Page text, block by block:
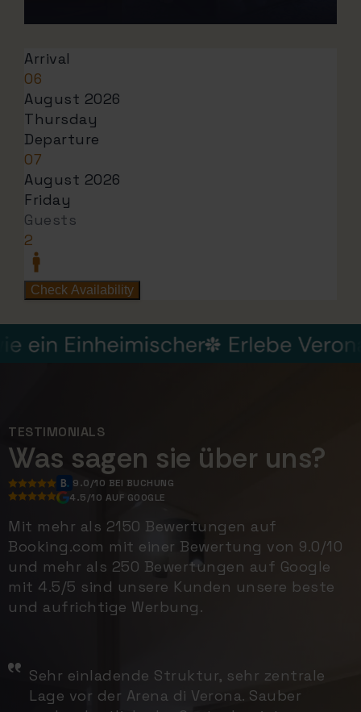
TESTIMONIALS
Was sagen sie über uns?
9.0/10 BEI BUCHUNG
4.5/10 AUF GOOGLE
Mit mehr als 2150 Bewertungen auf
Booking.com mit einer Bewertung von 9.0/10
und mehr als 250 Bewertungen auf Google
mit 4.5/5 sind unsere Kunden unsere beste
und aufrichtige Werbung.
Sehr einladende Struktur, sehr zentrale
Lage vor der Arena di Verona. Sauber